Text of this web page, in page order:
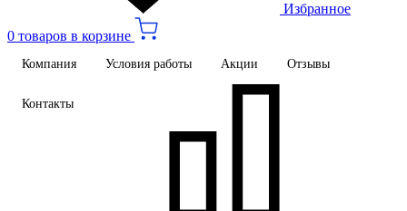
Избранное
0 товаров в корзине
Компания Условия работы Акции Отзывы
Контакты